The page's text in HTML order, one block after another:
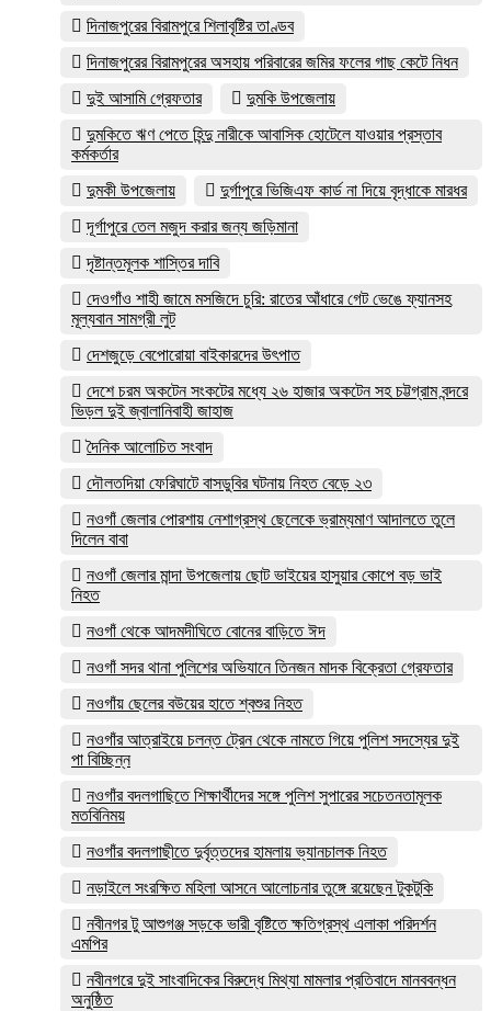
দিনাজপুরের বিরামপুরে শিলাবৃষ্টির তাণ্ডব
দিনাজপুরের বিরামপুরের অসহায় পরিবারের জমির ফলের গাছ কেটে নিধন
দুই আসামি গ্রেফতার
দুমকি উপজেলায়
দুমকিতে ঋণ পেতে হিন্দু নারীকে আবাসিক হোটেলে যাওয়ার প্রস্তাব
কর্মকর্তার
দুমকী উপজেলায়
দুর্গাপুরে ভিজিএফ কার্ড না দিয়ে বৃদ্ধাকে মারধর
দূর্গাপুরে তেল মজুদ করার জন্য জড়িমানা
দৃষ্টান্তমূলক শাস্তির দাবি
দেওগাঁও শাহী জামে মসজিদে চুরি: রাতের আঁধারে গেট ভেঙে ফ্যানসহ
মূল্যবান সামগ্রী লুট
দেশজুড়ে বেপোরোয়া বাইকারদের উৎপাত
দেশে চরম অকটেন সংকটের মধ্যে ২৬ হাজার অকটেন সহ চট্টগ্রাম বন্দরে
ভিড়ল দুই জ্বালানিবাহী জাহাজ
দৈনিক আলোচিত সংবাদ
দৌলতদিয়া ফেরিঘাটে বাসডুবির ঘটনায় নিহত বেড়ে ২৩
নওগাঁ জেলার পোরশায় নেশাগ্রস্থ ছেলেকে ভ্রাম্যমাণ আদালতে তুলে
দিলেন বাবা
নওগাঁ জেলার মান্দা উপজেলায় ছোট ভাইয়ের হাসুয়ার কোপে বড় ভাই
নিহত
নওগাঁ থেকে আদমদীঘিতে বোনের বাড়িতে ঈদ
নওগাঁ সদর থানা পুলিশের অভিযানে তিনজন মাদক বিক্রেতা গ্রেফতার
নওগাঁয় ছেলের বউয়ের হাতে শ্বশুর নিহত
নওগাঁর আত্রাইয়ে চলন্ত ট্রেন থেকে নামতে গিয়ে পুলিশ সদস্যের দুই
পা বিচ্ছিন্ন
নওগাঁর বদলগাছিতে শিক্ষার্থীদের সঙ্গে পুলিশ সুপারের সচেতনতামূলক
মতবিনিময়
নওগাঁর বদলগাছীতে দুর্বৃত্তদের হামলায় ভ্যানচালক নিহত
নড়াইলে সংরক্ষিত মহিলা আসনে আলোচনার তুঙ্গে রয়েছেন টুকটুকি
নবীনগর টু আশুগঞ্জ সড়কে ভারী বৃষ্টিতে ক্ষতিগ্রস্থ এলাকা পরিদর্শন
এমপির
নবীনগরে দুই সাংবাদিকের বিরুদ্ধে মিথ্যা মামলার প্রতিবাদে মানববন্ধন
অনুষ্ঠিত